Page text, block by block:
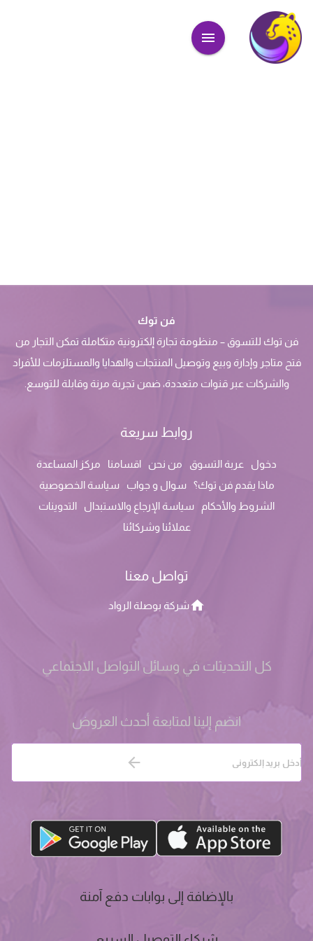
فن توك
فن توك للتسوق – منظومة تجارة إلكترونية متكاملة تمكن التجار من
فتح متاجر وإدارة وبيع وتوصيل المنتجات والهدايا والمستلزمات للأفراد
والشركات عبر قنوات متعددة، ضمن تجربة مرنة وقابلة للتوسع.
روابط سريعة
دخول عربة التسوق من نحن اقسامنا
مركز المساعدة
ماذا يقدم فن توك؟
سوال و جواب
سياسة الخصوصية
الشروط والأحكام
سياسة الإرجاع والاستبدال
التدوينات
عملائنا وشركائنا
تواصل معنا
شركة بوصلة الرواد
كل التحديثات في وسائل التواصل الاجتماعي
انضم إلينا لمتابعة أحدث العروض
بالإضافة إلى بوابات دفع آمنة